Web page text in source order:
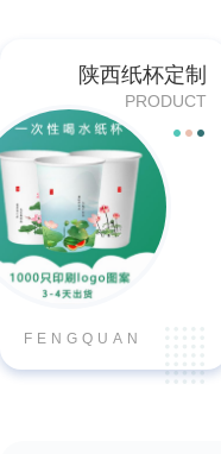
品
·
您
陕西纸杯定制
PRODUCT
FENGQUAN